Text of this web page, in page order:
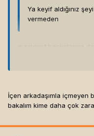
Ya keyif aldığınız
vermeden
İçen arkadaşımla içmeyen
bakalım kime daha çok